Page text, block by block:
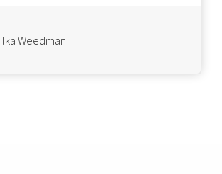
Ilka Weedman